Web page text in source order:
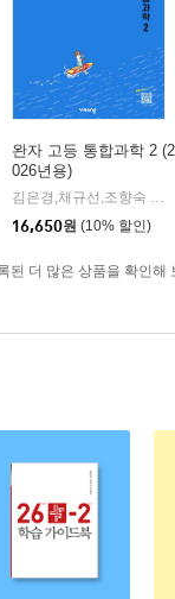
완자 고등 통합과학 2 (2
026년용)
김은경,채규선,조향숙 등저
16,650원 (10% 할인)
된 더 많은 상품을 확인해